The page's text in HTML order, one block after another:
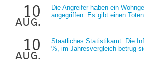
10
aug.
Die Angreifer haben ein
angegriffen: Es gibt einen
10
aug.
Staatliches Statistikamt: Die
%, im Jahresvergleich betrug